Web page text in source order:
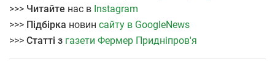
>>> Читайте нас в Instagram
>>> Підбірка новин сайту в GoogleNews
>>> Статті з газети Фермер Придніпров'я